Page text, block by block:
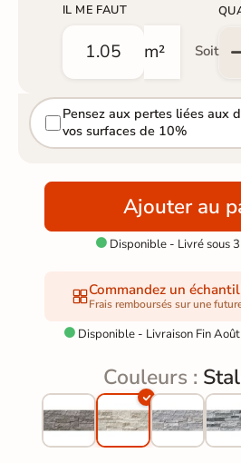
IL ME FAUT
m² Soit
Pensez aux pertes liées aux
vos surfaces de 10%
Ajouter au
Disponible - Livré sous
Commandez un
Frais remboursés sur une
 Disponible - Livraison Fin
Couleurs :